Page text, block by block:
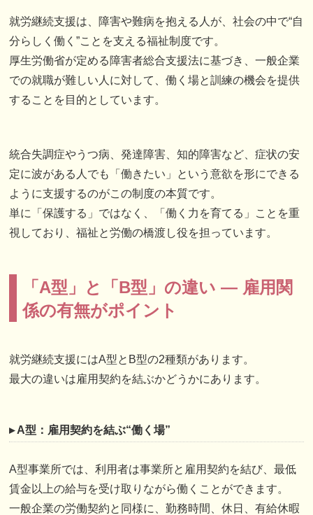
就労継続支援は、障害や難病を抱える人が、社会の中で“自
分らしく働く”ことを支える福祉制度です。
厚生労働省が定める障害者総合支援法に基づき、一般企業
での就職が難しい人に対して、働く場と訓練の機会を提供
することを目的としています。
統合失調症やうつ病、発達障害、知的障害など、症状の安
定に波がある人でも「働きたい」という意欲を形にできる
ように支援するのがこの制度の本質です。
単に「保護する」ではなく、「働く力を育てる」ことを重
視しており、福祉と労働の橋渡し役を担っています。
「A型」と「B型」の違い ― 雇用関
係の有無がポイント
就労継続支援にはA型とB型の2種類があります。
最大の違いは雇用契約を結ぶかどうかにあります。
▸ A型：雇用契約を結ぶ“働く場”
A型事業所では、利用者は事業所と雇用契約を結び、最低
賃金以上の給与を受け取りながら働くことができます。
一般企業の労働契約と同様に、勤務時間、休日、有給休暇